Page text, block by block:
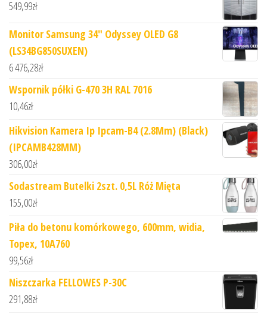
549,99zł
Monitor Samsung 34" Odyssey OLED G8
(LS34BG850SUXEN)
6 476,28zł
Wspornik półki G-470 3H RAL 7016
10,46zł
Hikvision Kamera Ip Ipcam-B4 (2.8Mm) (Black)
(IPCAMB428MM)
306,00zł
Sodastream Butelki 2szt. 0,5L Róż Mięta
155,00zł
Piła do betonu komórkowego, 600mm, widia,
Topex, 10A760
99,56zł
Niszczarka FELLOWES P-30C
291,88zł